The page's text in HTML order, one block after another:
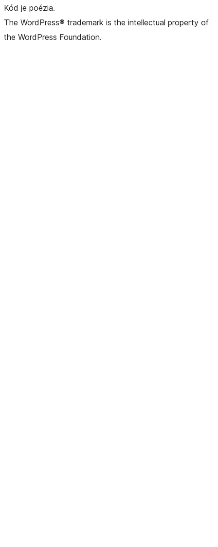
Kód je poézia.
The WordPress® trademark is the intellectual property of
the WordPress Foundation.